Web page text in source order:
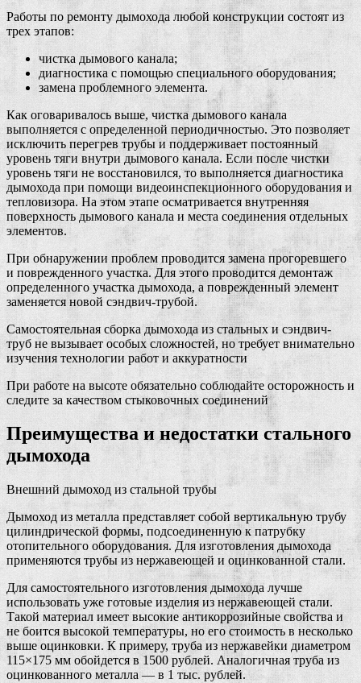
Работы по ремонту дымохода любой конструкции состоят из
трех этапов:
чистка дымового канала;
диагностика с помощью специального оборудования;
замена проблемного элемента.
Как оговаривалось выше, чистка дымового канала
выполняется с определенной периодичностью. Это позволяет
исключить перегрев трубы и поддерживает постоянный
уровень тяги внутри дымового канала. Если после чистки
уровень тяги не восстановился, то выполняется диагностика
дымохода при помощи видеоинспекционного оборудования и
тепловизора. На этом этапе осматривается внутренняя
поверхность дымового канала и места соединения отдельных
элементов.
При обнаружении проблем проводится замена прогоревшего
и поврежденного участка. Для этого проводится демонтаж
определенного участка дымохода, а поврежденный элемент
заменяется новой сэндвич-трубой.
Самостоятельная сборка дымохода из стальных и сэндвич-
труб не вызывает особых сложностей, но требует внимательно
изучения технологии работ и аккуратности
При работе на высоте обязательно соблюдайте осторожность и
следите за качеством стыковочных соединений
Преимущества и недостатки стального
дымохода
Внешний дымоход из стальной трубы
Дымоход из металла представляет собой вертикальную трубу
цилиндрической формы, подсоединенную к патрубку
отопительного оборудования. Для изготовления дымохода
применяются трубы из нержавеющей и оцинкованной стали.
Для самостоятельного изготовления дымохода лучше
использовать уже готовые изделия из нержавеющей стали.
Такой материал имеет высокие антикоррозийные свойства и
не боится высокой температуры, но его стоимость в несколько
выше оцинковки. К примеру, труба из нержавейки диаметром
115×175 мм обойдется в 1500 рублей. Аналогичная труба из
оцинкованного металла — в 1 тыс. рублей.